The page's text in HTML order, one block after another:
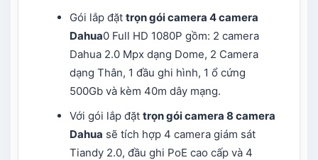
Gói lắp đặt trọn gói camera 4 camera
Dahua0 Full HD 1080P gồm: 2 camera
Dahua 2.0 Mpx dạng Dome, 2 Camera
dạng Thân, 1 đầu ghi hình, 1 ổ cứng
500Gb và kèm 40m dây mạng.
Với gói lắp đặt trọn gói camera 8 camera
Dahua sẽ tích hợp 4 camera giám sát
Tiandy 2.0, đầu ghi PoE cao cấp và 4